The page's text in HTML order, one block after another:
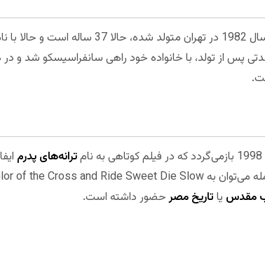
مدتی پس از تولد، با خانواده خود راهی سانفراسیسکو شد و
ترانه‌های پدرم
مقدس یا تاریخ مصرحضور داشته است.